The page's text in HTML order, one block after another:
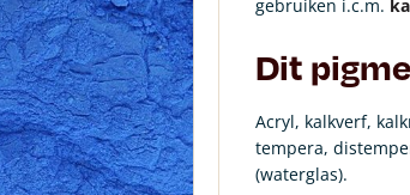
gebruiken i.c.m.
Dit
Acryl, kalkverf,
tempera,
(waterglas).